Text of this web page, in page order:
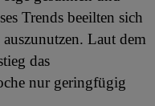
Trends beeilten sich
Laut dem
das
nur geringfügig